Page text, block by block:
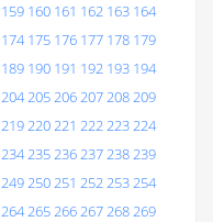
159 160 161 162 163 164
174 175 176 177 178 179
189 190 191 192 193 194
204205206207208209
219220221 222223224
234235236237238239
249250251 252253254
264265266267268269